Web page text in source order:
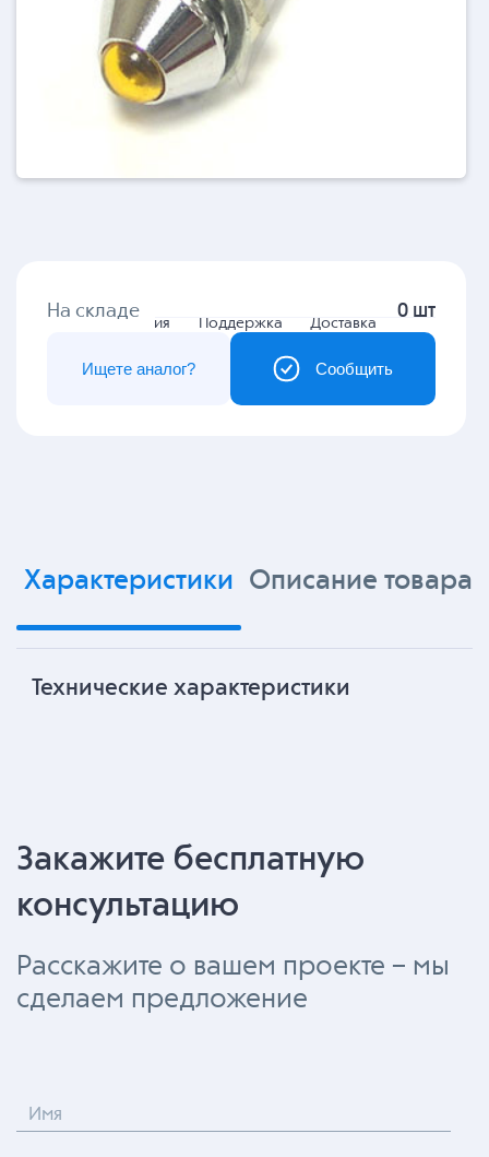
Гарантия Поддержка Доставка
На складе 0 шт
Сообщить
Ищете аналог?
Характеристики Описание товара
Технические характеристики
Закажите бесплатную
консультацию
Расскажите о вашем проекте – мы
сделаем предложение
Имя